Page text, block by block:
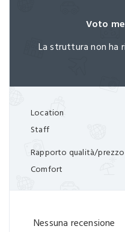
Voto
La struttura non ha
Location
Staff
Rapporto qualità/prezzo
Comfort
Nessuna recensione